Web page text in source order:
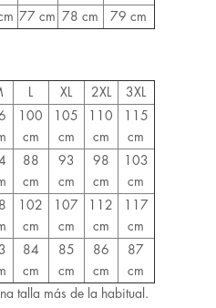
77 cm 78 cm 79 cm
XL 2XL 3XL
100
cm
105
cm
110
cm
115
cm
88
cm
93
cm
98
cm
103
cm
102
cm
107
cm
112
cm
117
cm
84
cm
85
cm
86
cm
87
cm
talla más de la habitual.